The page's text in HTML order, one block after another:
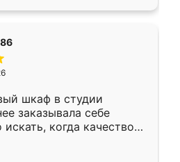
шкаф в студии
заказывала себе
когда качеством
кухня уже почти
нет.